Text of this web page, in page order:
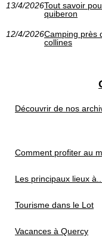
13/4/2026Tout savoir
quiberon
12/4/2026Camping près
collines
Découvrir de nos
Comment profiter au
Les principaux lieux à...
Tourisme dans le Lot
Vacances à Quercy